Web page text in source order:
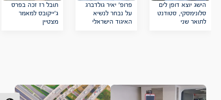
הישג יוצא דופן לים
סלונימסקי, סטודנט
לתואר שני
פרופ׳ יאיר גולדברג
על נבחר לנשיא
האיגוד הישראלי
תובל רז זכה בפרס
ג׳ייקובס למאמר
מצטיין